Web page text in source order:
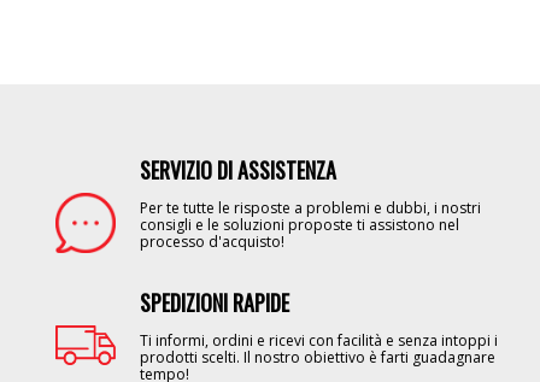
SERVIZIO DI ASSISTENZA
Per te tutte le risposte a problemi e dubbi, i nostri
consigli e le soluzioni proposte ti assistono nel
processo d'acquisto!
SPEDIZIONI RAPIDE
Ti informi, ordini e ricevi con facilità e senza intoppi i
prodotti scelti. Il nostro obiettivo è farti guadagnare
tempo!